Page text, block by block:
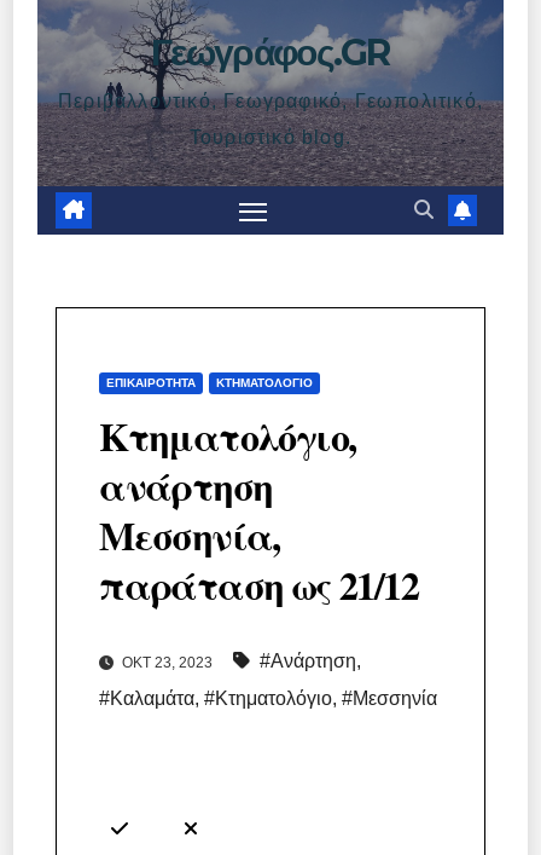
Γεωγράφος.GR
Περιβαλλοντικό, Γεωγραφικό, Γεωπολιτικό,
Τουριστικό blog.
ΕΠΙΚΑΙΡΌΤΗΤΑ ΚΤΗΜΑΤΟΛΌΓΙΟ
Κτηματολόγιο,
ανάρτηση
Μεσσηνία,
παράταση ως 21/12
ΟΚΤ 23, 2023 #Ανάρτηση,
#Καλαμάτα,#Κτηματολόγιο,#Μεσσηνία